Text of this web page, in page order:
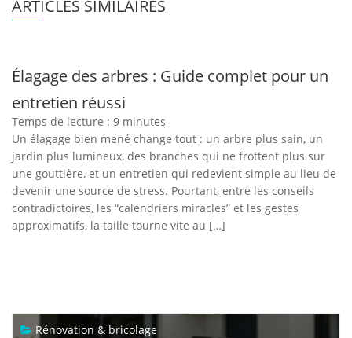
ARTICLES SIMILAIRES
Élagage des arbres : Guide complet pour un
entretien réussi
Temps de lecture : 9 minutes
Un élagage bien mené change tout : un arbre plus sain, un
jardin plus lumineux, des branches qui ne frottent plus sur
une gouttière, et un entretien qui redevient simple au lieu de
devenir une source de stress. Pourtant, entre les conseils
contradictoires, les “calendriers miracles” et les gestes
approximatifs, la taille tourne vite au […]
Rénovation & bricolage